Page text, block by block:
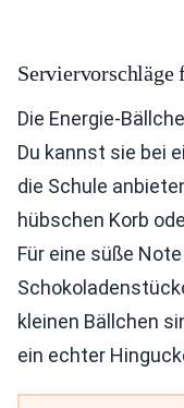
Serviervorschläge
Die Energie-
Du kannst sie bei
die Schule
hübschen Korb
Für eine süße
kleinen Bällchen
ein echter